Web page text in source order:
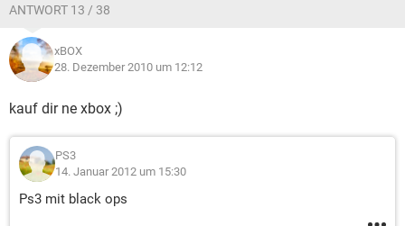
ANTWORT 13 / 38
xBOX
28. Dezember 2010 um 12:12
kauf dir ne xbox ;)
PS3
14. Januar 2012 um 15:30
Ps3 mit black ops